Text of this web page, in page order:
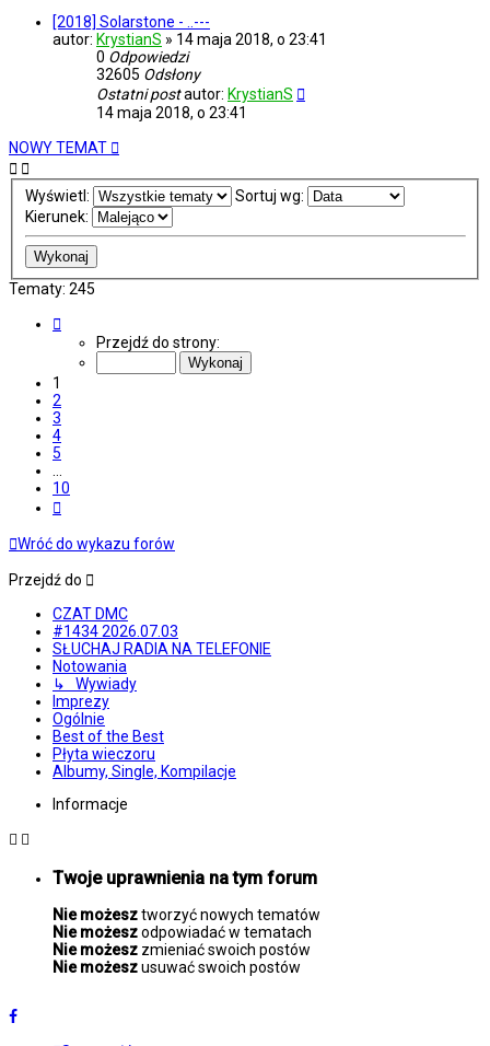
[2018] Solarstone - ..---
autor: KrystianS » 14 maja 2018, o 23:41
0 Odpowiedzi
32605 Odsłony
Ostatni postautor: KrystianS
14 maja 2018, o 23:41
NOWY TEMAT
Wyświetl:
Sortuj wg:
Kierunek:
Tematy: 245
Przejdź do strony:
1
2
3
4
5
10
Wróć do wykazu forów
Przejdź do
CZAT DMC
#1434 2026.07.03
SŁUCHAJ RADIA NA TELEFONIE
Notowania
↳ Wywiady
Imprezy
Ogólnie
Best of the Best
Płyta wieczoru
Albumy, Single, Kompilacje
Informacje
Twoje uprawnienia na tym forum
Nie możesztworzyć nowych tematów
Nie możeszodpowiadać w tematach
Nie możesz zmieniać swoich postów
Nie możeszusuwać swoich postów